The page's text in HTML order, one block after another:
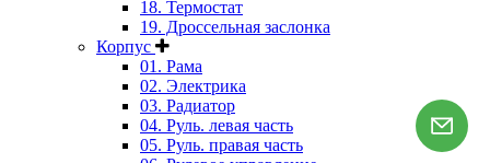
18. Термостат
19. Дроссельная заслонка
Корпус
01. Рама
02. Электрика
03. Радиатор
04. Руль. левая часть
05. Руль. правая часть